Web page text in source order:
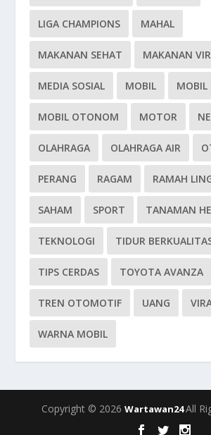
LIGA CHAMPIONS MAHAL
MAKANAN SEHAT MAKANAN
MEDIA SOSIAL MOBIL MOBIL
MOBIL OTONOM MOTOR
OLAHRAGA OLAHRAGA AIR
PERANG RAGAM RAMAH
SAHAM SPORT TANAMAN
TEKNOLOGI TIDUR
TIPS CERDAS TOYOTA AVANZA
TREN OTOMOTIF UANG
WARNA MOBIL
Copyright © 2026 Wartawan24All